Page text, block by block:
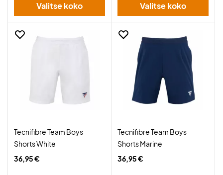
Valitse koko Valitse koko
Tecnifibre Team Boys
Shorts White
36,95 €
Tecnifibre Team Boys
Shorts Marine
36,95 €